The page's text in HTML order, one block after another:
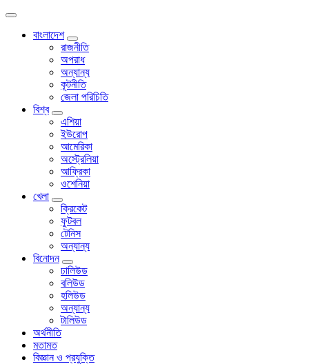
বাংলাদেশ
রাজনীতি
অপরাধ
অন্যান্য
কূটনীতি
জেলা পরিচিতি
বিশ্ব
এশিয়া
ইউরোপ
আমেরিকা
অস্ট্রেলিয়া
আফ্রিকা
ওশেনিয়া
খেলা
ক্রিকেট
ফুটবল
টেনিস
অন্যান্য
বিনোদন
ঢালিউড
বলিউড
হলিউড
অন্যান্য
টালিউড
অর্থনীতি
মতামত
বিজ্ঞান ও প্রযুক্তি